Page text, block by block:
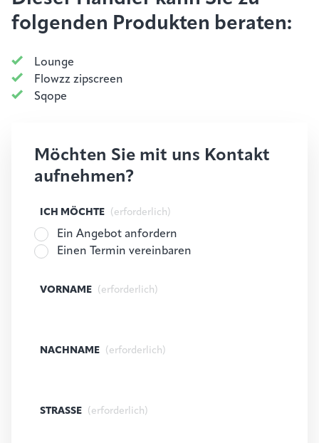
folgenden Produkten beraten:
Lounge
Flowzz zipscreen
Sqope
Möchten Sie mit uns Kontakt
aufnehmen?
ICH MÖCHTE (erforderlich)
Ein Angebot anfordern
Einen Termin vereinbaren
VORNAME (erforderlich)
NACHNAME (erforderlich)
STRASSE (erforderlich)